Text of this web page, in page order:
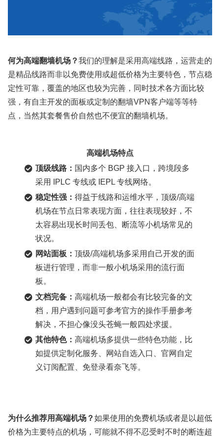
何为高端翻墙机场？我们的理解是采用高端线路，运营走的
是精品线路而非以免费使用或超低价格为主要特色，节点稳
定性可靠，覆盖的地区也较为完善，同时技术各方面比较
强，有自主开发的面板或定制的翻墙VPN客户端等等特
点，当然其套餐售价自然也不便宜的翻墙机场。
高端机场特点
顶级线路： 国内多个 BGP 接入口，跨境段多
采用 IPLC 专线或 IEPL 专线网络。
稳定性强：得益于线路和运维水平，顶级/高端
机场在节点日常表现方面，往往表现较好，不
太容易出现长时间丢包、断流等小机场常见的
状况。
网站面板：顶级/高端机场多采用自己开发的面
板进行管理，而非一般小机场采用的流行面
板。
文档完备：高端机场一般都会有比较完备的文
档，用户遇到问题可参考官方的操作手册参考
解决，不担心像没头苍蝇一般四处求援。
其他特色：高端机场多提供一些特色功能，比
如提供定制化服务、网站自选入口、官网自定
义订阅配置、免登录看奈飞等。
为什么推荐用高端机场？如果使用的免费机场或者是以超低
价格为主要特点的机场，可能就不得不忍受时不时的断连超